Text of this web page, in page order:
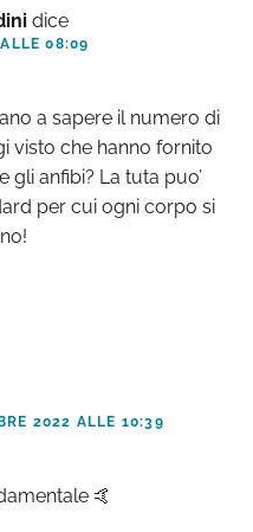
dice
08:09
a sapere il numero di
visto che hanno fornito
anfibi? La tuta puo’
per cui ogni corpo si
2022 ALLE 10:39
🤙